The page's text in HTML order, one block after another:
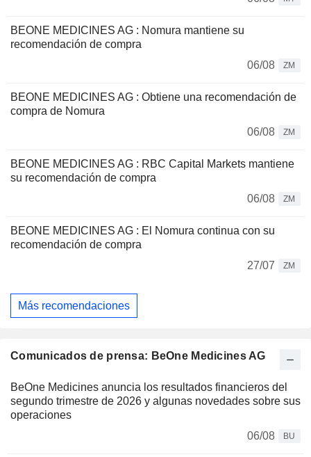
BEONE MEDICINES AG : Nomura mantiene su
recomendación de compra
06/08
ZM
BEONE MEDICINES AG : Obtiene una recomendación de
compra de Nomura
06/08
ZM
BEONE MEDICINES AG : RBC Capital Markets mantiene
su recomendación de compra
06/08
ZM
BEONE MEDICINES AG : El Nomura continua con su
recomendación de compra
27/07
ZM
Más recomendaciones
Comunicados de prensa: BeOne Medicines AG
BeOne Medicines anuncia los resultados financieros del
segundo trimestre de 2026 y algunas novedades sobre sus
operaciones
06/08
BU